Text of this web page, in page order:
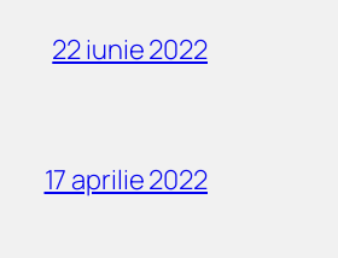
22 iunie 2022
17 aprilie 2022